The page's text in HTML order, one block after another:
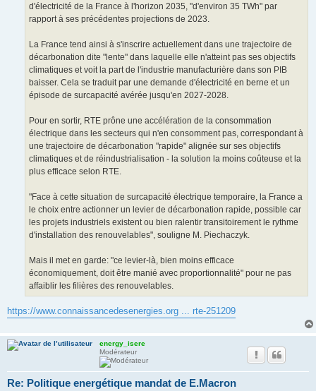
d'électricité de la France à l'horizon 2035, "d'environ 35 TWh" par
rapport à ses précédentes projections de 2023.
La France tend ainsi à s'inscrire actuellement dans une trajectoire de
décarbonation dite "lente" dans laquelle elle n'atteint pas ses objectifs
climatiques et voit la part de l'industrie manufacturière dans son PIB
baisser. Cela se traduit par une demande d'électricité en berne et un
épisode de surcapacité avérée jusqu'en 2027-2028.
Pour en sortir, RTE prône une accélération de la consommation
électrique dans les secteurs qui n'en consomment pas, correspondant à
une trajectoire de décarbonation "rapide" alignée sur ses objectifs
climatiques et de réindustrialisation - la solution la moins coûteuse et la
plus efficace selon RTE.
"Face à cette situation de surcapacité électrique temporaire, la France a
le choix entre actionner un levier de décarbonation rapide, possible car
les projets industriels existent ou bien ralentir transitoirement le rythme
d'installation des renouvelables", souligne M. Piechaczyk.
Mais il met en garde: "ce levier-là, bien moins efficace
économiquement, doit être manié avec proportionnalité" pour ne pas
affaiblir les filières des renouvelables.
https://www.connaissancedesenergies.org ... rte-251209
energy_isere
Modérateur
Re: Politique energétique mandat de E.Macron